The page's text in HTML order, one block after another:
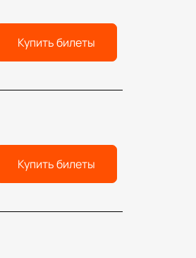
Купить билеты
Купить билеты